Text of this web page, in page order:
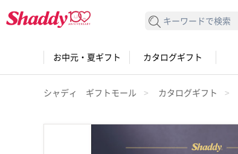
検索する
お中元・夏ギフト カタログギフト
シャディ ギフトモール カタログギフト